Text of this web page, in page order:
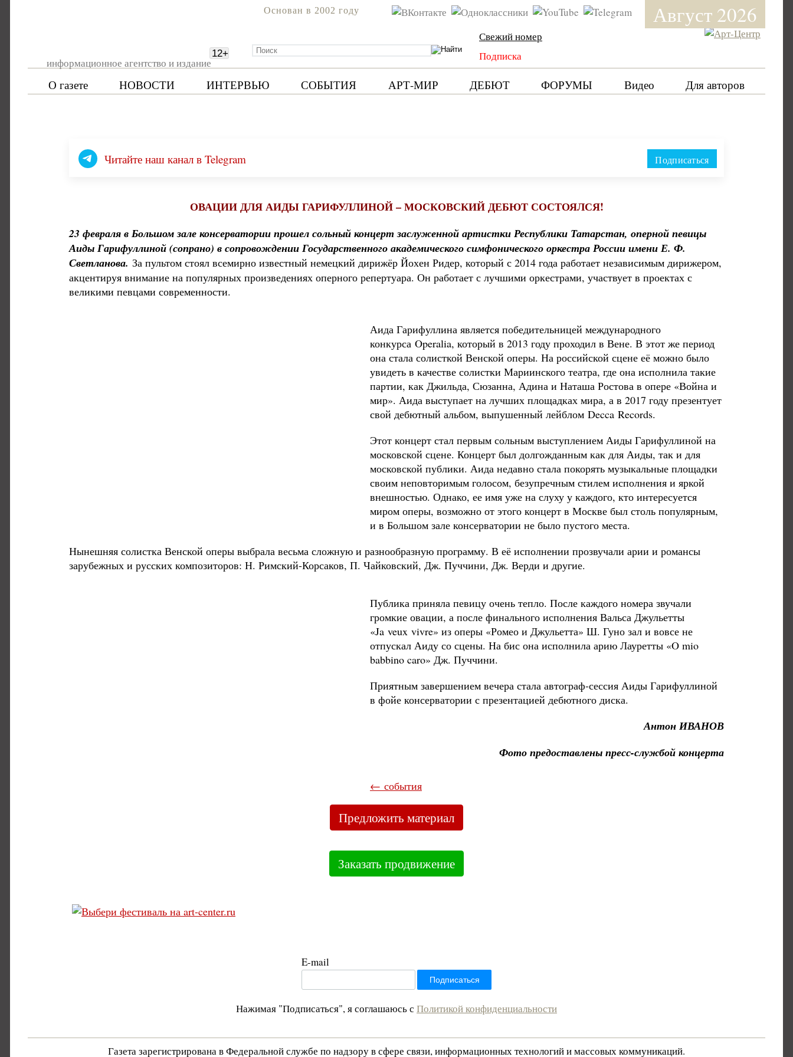
Август 2026
информационное агентство и издание
12+
Основан в 2002 году
Свежий номер
Подписка
О газете НОВОСТИ ИНТЕРВЬЮ СОБЫТИЯ АРТ-МИР ДЕБЮТ ФОРУМЫ Видео Для авторов
Читайте наш канал в Telegram Подписаться
ОВАЦИИ ДЛЯ АИДЫ ГАРИФУЛЛИНОЙ – МОСКОВСКИЙ ДЕБЮТ СОСТОЯЛСЯ!
23 февраля в Большом зале консерватории прошел сольный концерт заслуженной артистки Республики Татарстан, оперной певицы
Аиды Гарифуллиной (сопрано) в сопровождении Государственного академического симфонического оркестра России имени Е. Ф.
Светланова. За пультом стоял всемирно известный немецкий дирижёр Йохен Ридер, который с 2014 года работает независимым дирижером,
акцентируя внимание на популярных произведениях оперного репертуара. Он работает с лучшими оркестрами, участвует в проектах с
великими певцами современности.
Аида Гарифуллина является победительницей международного
конкурса Operalia, который в 2013 году проходил в Вене. В этот же период
она стала солисткой Венской оперы. На российской сцене её можно было
увидеть в качестве солистки Мариинского театра, где она исполнила такие
партии, как Джильда, Сюзанна, Адина и Наташа Ростова в опере «Война и
мир». Аида выступает на лучших площадках мира, а в 2017 году презентует
свой дебютный альбом, выпушенный лейблом Decca Records.
Этот концерт стал первым сольным выступлением Аиды Гарифуллиной на
московской сцене. Концерт был долгожданным как для Аиды, так и для
московской публики. Аида недавно стала покорять музыкальные площадки
своим неповторимым голосом, безупречным стилем исполнения и яркой
внешностью. Однако, ее имя уже на слуху у каждого, кто интересуется
миром оперы, возможно от этого концерт в Москве был столь популярным,
и в Большом зале консерватории не было пустого места.
Нынешняя солистка Венской оперы выбрала весьма сложную и разнообразную программу. В её исполнении прозвучали арии и романсы
зарубежных и русских композиторов: Н. Римский-Корсаков, П. Чайковский, Дж. Пуччини, Дж. Верди и другие.
Публика приняла певицу очень тепло. После каждого номера звучали
громкие овации, а после финального исполнения Вальса Джульетты
«Ja veux vivre» из оперы «Ромео и Джульетта» Ш. Гуно зал и вовсе не
отпускал Аиду со сцены. На бис она исполнила арию Лауретты «O mio
babbino caro» Дж. Пуччини.
Приятным завершением вечера стала автограф-сессия Аиды Гарифуллиной
в фойе консерватории с презентацией дебютного диска.
Антон ИВАНОВ
Фото предоставлены пресс-службой концерта
← события
Предложить материал
Заказать продвижение
E-mail
Нажимая "Подписаться", я соглашаюсь с Политикой конфиденциальности
Газета зарегистрирована в Федеральной службе по надзору в сфере связи, информационных технологий и массовых коммуникаций.